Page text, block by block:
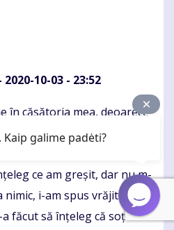
2020-10-03 - 23:52
în căsătoria mea, deoarece
spune că vrea un divorț
împreună, asta mi-a frânt
ce am greșit, dar nu m-
i-am spus vrăjitorului
făcut să înțeleg că soțul
Kaip galime padėti?